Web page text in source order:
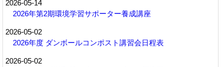
2026-05-14
2026年第2期環境学習サポーター養成講座
2026-05-02
2026年度 ダンボールコンポスト講習会日程表
2026-05-02